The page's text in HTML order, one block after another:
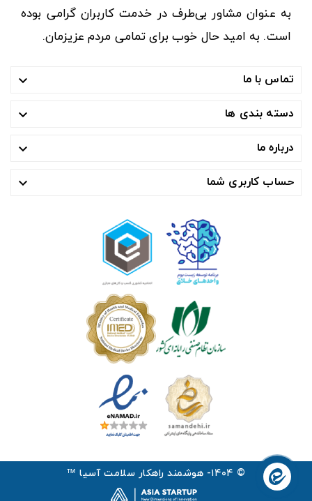
به عنوان مشاور بی‌طرف در خدمت کاربران گرامی بوده
است. به امید حال خوب برای تمامی مردم عزیزمان.
تماس با ما 
دسته بندی ها 
درباره ما 
حساب کاربری شما 
© ۱۴۰۴- هوشمند راهکار سلامت آسیا ™